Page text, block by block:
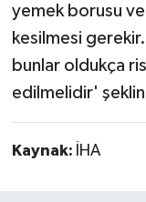
yemek borusu ve
kesilmesi gerekir.
bunlar oldukça
edilmelidir'
Kaynak: İHA